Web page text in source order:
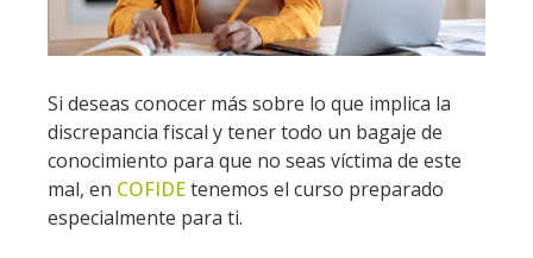
Si deseas conocer más sobre lo que implica la
discrepancia fiscal y tener todo un bagaje de
conocimiento para que no seas víctima de este
mal, en COFIDEtenemos el curso preparado
especialmente para ti.